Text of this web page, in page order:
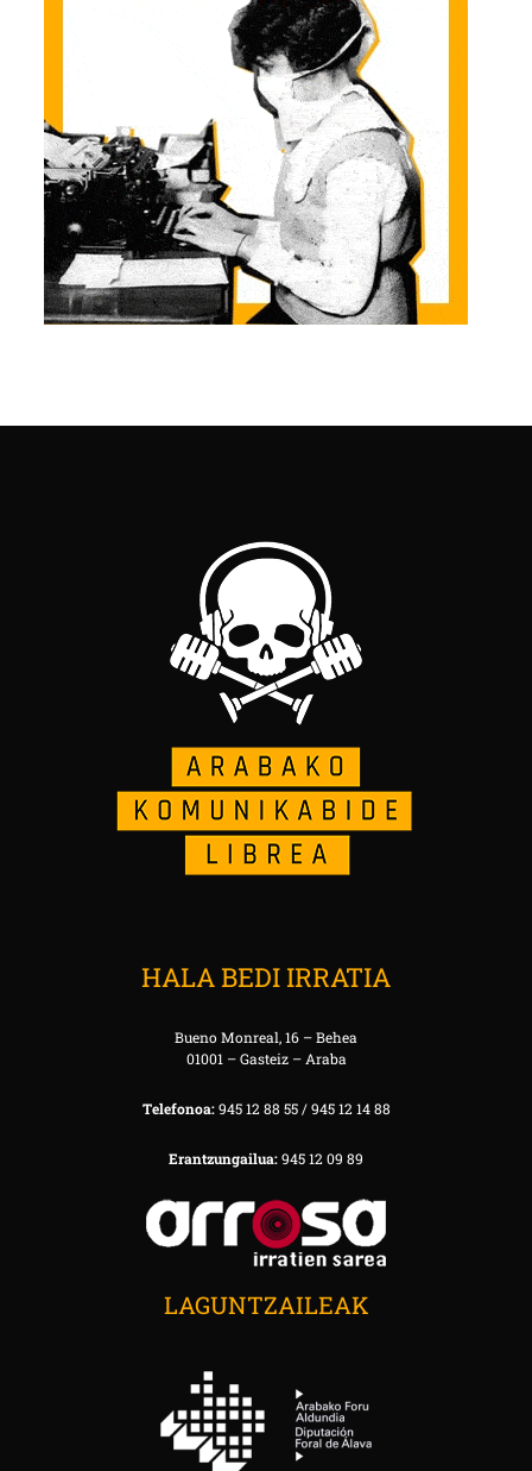
HALA BEDI IRRATIA
Bueno Monreal, 16 – Behea
01001 – Gasteiz – Araba
Telefonoa:945 12 88 55 / 945 12 14 88
Erantzungailua:945 12 09 89
LAGUNTZAILEAK